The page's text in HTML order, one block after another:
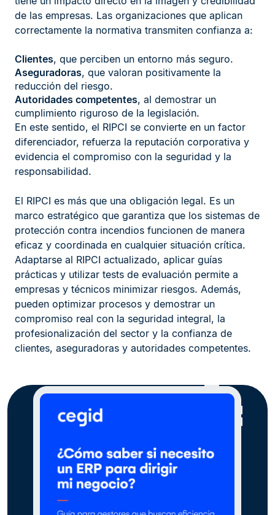
de las empresas. Las organizaciones que aplican
correctamente la normativa transmiten confianza a:
Clientes, que perciben un entorno más seguro.
Aseguradoras, que valoran positivamente la
reducción del riesgo.
Autoridades competentes, al demostrar un
cumplimiento riguroso de la legislación.
En este sentido, el RIPCI se convierte en un factor
diferenciador, refuerza la reputación corporativa y
evidencia el compromiso con la seguridad y la
responsabilidad.
El RIPCI es más que una obligación legal. Es un
marco estratégico que garantiza que los sistemas de
protección contra incendios funcionen de manera
eficaz y coordinada en cualquier situación crítica.
Adaptarse al RIPCI actualizado, aplicar guías
prácticas y utilizar tests de evaluación permite a
empresas y técnicos minimizar riesgos. Además,
pueden optimizar procesos y demostrar un
compromiso real con la seguridad integral, la
profesionalización del sector y la confianza de
clientes, aseguradoras y autoridades competentes.